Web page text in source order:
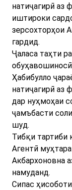
натиҷагирӣ аз
иштироки
зерсохторҳои
гардид.
Ҷаласа таҳти
Ҳабибулло
натиҷагирӣ аз
дар нуҳмоҳаи
ҷамъбасти
шуд.
Тибқи тартиби
Агентӣ
Акбархоновна
намуданд.
Сипас